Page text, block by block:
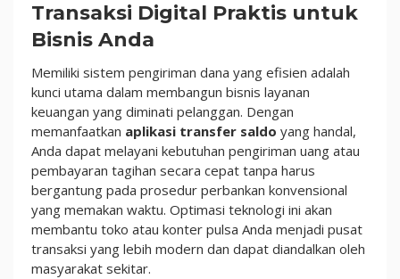
Transaksi Digital Praktis untuk
Bisnis Anda
Memiliki sistem pengiriman dana yang efisien adalah
kunci utama dalam membangun bisnis layanan
keuangan yang diminati pelanggan. Dengan
memanfaatkan aplikasi transfer saldo yang handal,
Anda dapat melayani kebutuhan pengiriman uang atau
pembayaran tagihan secara cepat tanpa harus
bergantung pada prosedur perbankan konvensional
yang memakan waktu. Optimasi teknologi ini akan
membantu toko atau konter pulsa Anda menjadi pusat
transaksi yang lebih modern dan dapat diandalkan oleh
masyarakat sekitar.